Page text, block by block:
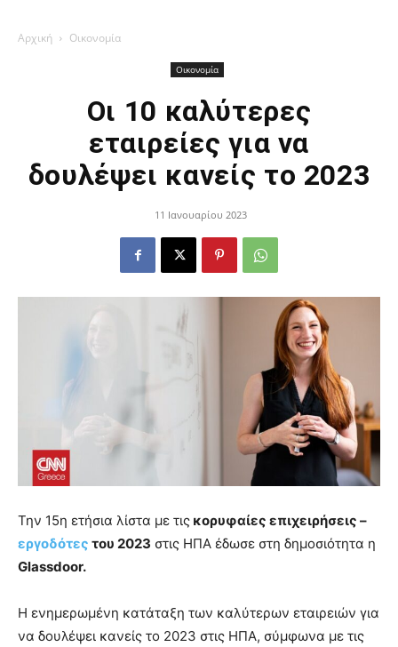
Αρχική Οικονομία
Οικονομία
Οι 10 καλύτερες
εταιρείες για να
δουλέψει κανείς το 2023
11 Ιανουαρίου 2023
Την 15η ετήσια λίστα με τις κορυφαίες επιχειρήσεις –
εργοδότες του 2023 στις ΗΠΑ έδωσε στη δημοσιότητα η
Glassdoor.
Η ενημερωμένη κατάταξη των καλύτερων εταιρειών για
να δουλέψει κανείς το 2023 στις ΗΠΑ, σύμφωνα με τις